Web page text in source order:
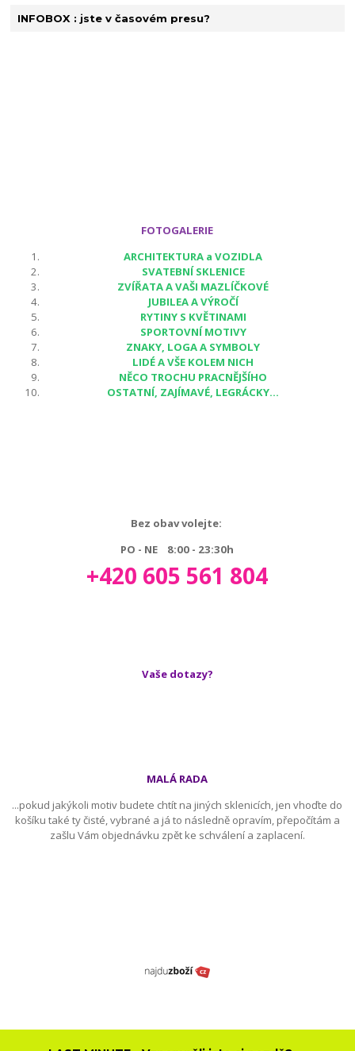
INFOBOX : jste v časovém presu?
FOTOGALERIE
ARCHITEKTURA a VOZIDLA
SVATEBNÍ SKLENICE
ZVÍŘATA A VAŠI MAZLÍČKOVÉ
JUBILEA A VÝROČÍ
RYTINY S KVĚTINAMI
SPORTOVNÍ MOTIVY
ZNAKY, LOGA A SYMBOLY
LIDÉ A VŠE KOLEM NICH
NĚCO TROCHU PRACNĚJŠÍHO
OSTATNÍ, ZAJÍMAVÉ, LEGRÁCKY...
Bez obav volejte:
PO - NE 8:00 - 23:30h
+420 605 561 804
Vaše dotazy?
MALÁ RADA
...pokud jakýkoli motiv budete chtít na jiných sklenicích, jen vhoďte do
košíku také ty čisté, vybrané a já to následně opravím, přepočítám a
zašlu Vám objednávku zpět ke schválení a zaplacení.